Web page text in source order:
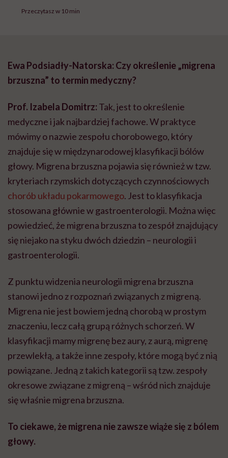
Przeczytasz w 10 min
Ewa Podsiadły-Natorska: Czy określenie „migrena
brzuszna” to termin medyczny?
Prof. Izabela Domitrz: Tak, jest to określenie
medyczne i jak najbardziej fachowe. W praktyce
mówimy o nazwie zespołu chorobowego, który
znajduje się w międzynarodowej klasyfikacji bólów
głowy. Migrena brzuszna pojawia się również w tzw.
kryteriach rzymskich dotyczących czynnościowych
chorób układu pokarmowego. Jest to klasyfikacja
stosowana głównie w gastroenterologii. Można więc
powiedzieć, że migrena brzuszna to zespół znajdujący
się niejako na styku dwóch dziedzin – neurologii i
gastroenterologii.
Z punktu widzenia neurologii migrena brzuszna
stanowi jedno z rozpoznań związanych z migreną.
Migrena nie jest bowiem jedną chorobą w prostym
znaczeniu, lecz całą grupą różnych schorzeń. W
klasyfikacji mamy migrenę bez aury, z aurą, migrenę
przewlekłą, a także inne zespoły, które mogą być z nią
powiązane. Jedną z takich kategorii są tzw. zespoły
okresowe związane z migreną – wśród nich znajduje
się właśnie migrena brzuszna.
To ciekawe, że migrena nie zawsze wiąże się z bólem
głowy.